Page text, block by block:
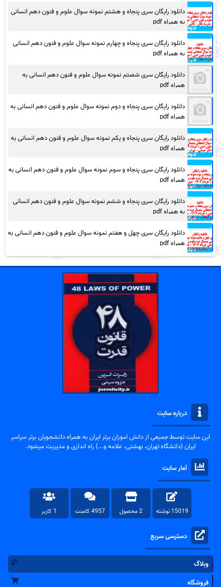
دانلود رایگان سری پنجاه و هشتم نمونه سوال علوم و فنون دهم انسانی
به همراه pdf
دانلود رایگان سری پنجاه و چهارم نمونه سوال علوم و فنون دهم انسانی
به همراه pdf
دانلود رایگان سری شصتم نمونه سوال علوم و فنون دهم انسانی به
همراه pdf
دانلود رایگان سری پنجاه و دوم نمونه سوال علوم و فنون دهم انسانی به
همراه pdf
دانلود رایگان سری پنجاه و یکم نمونه سوال علوم و فنون دهم انسانی به
همراه pdf
دانلود رایگان سری پنجاه و سوم نمونه سوال علوم و فنون دهم انسانی به
همراه pdf
دانلود رایگان سری پنجاه و ششم نمونه سوال علوم و فنون دهم انسانی
به همراه pdf
دانلود رایگان سری چهل و هفتم نمونه سوال علوم و فنون دهم انسانی به
همراه pdf
درباره سایت
این سایت توسط جمیعی از دانش اموزان برتر ایران به همراه دانشجویان برتر سراسر
ایران (دانشگاه تهران، بهشتی، علامه و...) راه اندازی و مدیریت میشود.
آمار سایت
15019 نوشته 2 محصول 4957 کامنت 1 کاربر
دسترسی سریع
وبلاگ
فروشگاه